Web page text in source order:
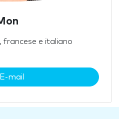
francese e italiano
E-mail